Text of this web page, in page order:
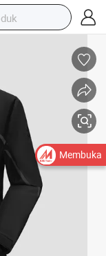
Membuka